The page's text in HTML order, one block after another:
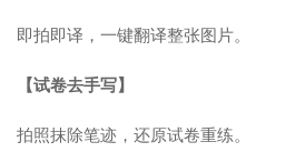
即拍即译，一键翻译整张图片。
【试卷去手写】
拍照抹除笔迹，还原试卷重练。